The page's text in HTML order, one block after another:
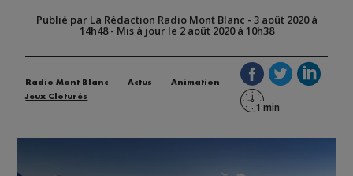
Publié par La Rédaction Radio Mont Blanc - 3 août 2020 à
14h48- Mis à jour le 2 août 2020 à 10h38
Radio Mont Blanc Actus
Animation
Jeux Cloturés